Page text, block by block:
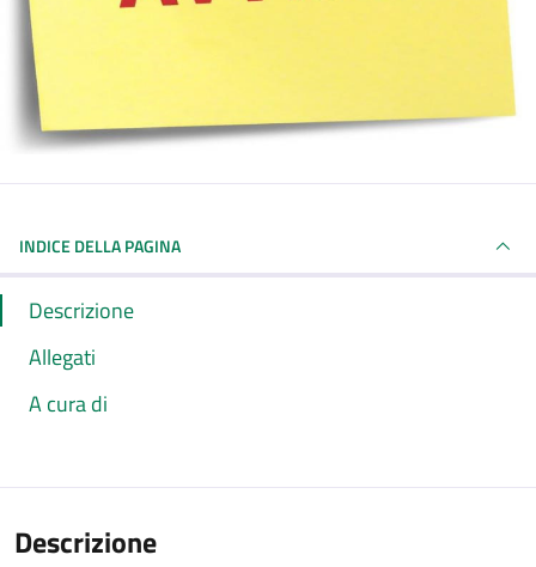
INDICE DELLA PAGINA
Descrizione
Allegati
A cura di
Descrizione